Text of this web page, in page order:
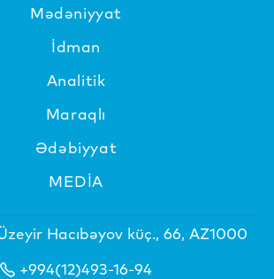
Mədəniyyat
İdman
Analitik
Maraqlı
Ədəbiyyat
MEDİA
Hacıbəyov küç., 66, AZ1000
+994(12)493-16-94